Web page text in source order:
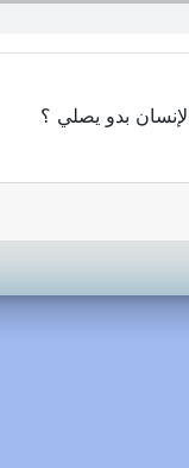
بدو يصلي ؟